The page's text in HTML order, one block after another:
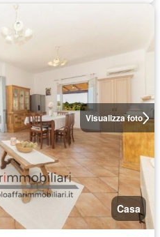
Visualizza foto
Casa